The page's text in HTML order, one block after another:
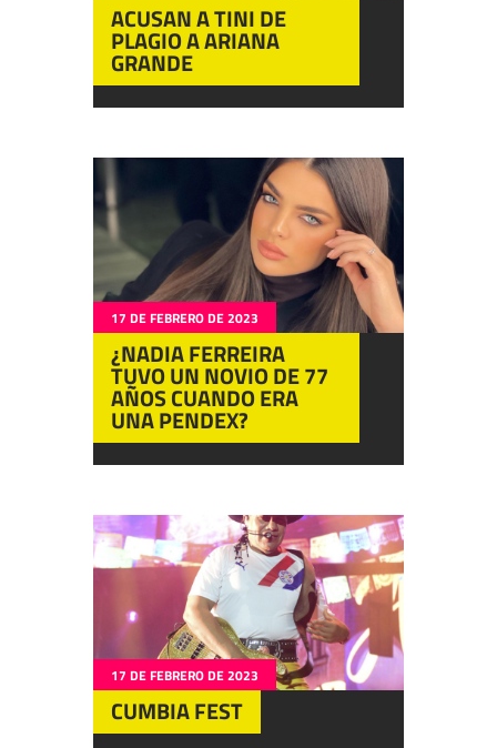
ACUSAN A TINI DE
PLAGIO A ARIANA
GRANDE
17 DE FEBRERO DE 2023
¿NADIA FERREIRA
TUVO UN NOVIO DE 77
AÑOS CUANDO ERA
UNA PENDEX?
17 DE FEBRERO DE 2023
CUMBIA FEST